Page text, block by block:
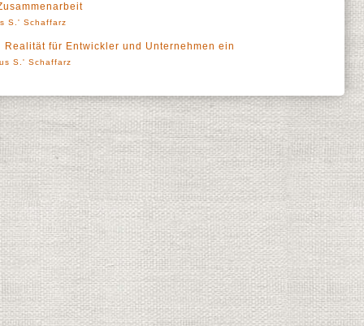
S.' Schaffarz
für Entwickler und Unternehmen ein
S.' Schaffarz